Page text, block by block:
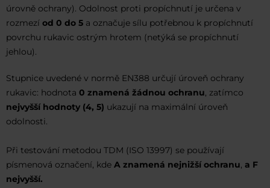
úrovně ochrany). Odolnost proti propíchnutí je určena v
rozmezí od 0 do 5 a označuje sílu potřebnou k propíchnutí
povrchu rukavic ostrým hrotem (netýká se propíchnutí
jehlou).
Stupnice uvedené v normě EN388 určují úroveň ochrany
rukavic: hodnota 0 znamená žádnou ochranu, zatímco
nejvyšší hodnoty (4, 5) ukazují na maximální úroveň
odolnosti.
Při testování metodou TDM (ISO 13997) se používají
písmenová označení, kde A znamená nejnižší ochranu, a F
nejvyšší.